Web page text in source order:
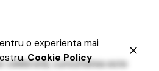
celebrată, curiozitatea este
o experienta mai
Cookie Policy